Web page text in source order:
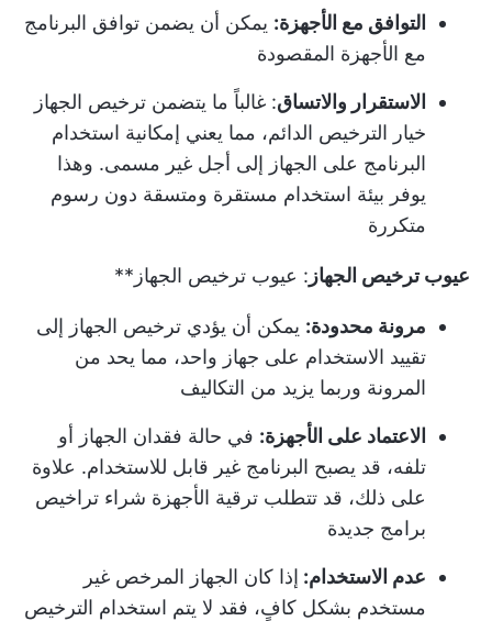
التوافق مع الأجهزة: يمكن أن يضمن توافق البرنامج
مع الأجهزة المقصودة
الاستقرار والاتساق: غالباً ما يتضمن ترخيص الجهاز
خيار الترخيص الدائم، مما يعني إمكانية استخدام
البرنامج على الجهاز إلى أجل غير مسمى. وهذا
يوفر بيئة استخدام مستقرة ومتسقة دون رسوم
متكررة
عيوب ترخيص الجهاز : عيوب ترخيص الجهاز**
مرونة محدودة: يمكن أن يؤدي ترخيص الجهاز إلى
تقييد الاستخدام على جهاز واحد، مما يحد من
المرونة وربما يزيد من التكاليف
الاعتماد على الأجهزة: في حالة فقدان الجهاز أو
تلفه، قد يصبح البرنامج غير قابل للاستخدام. علاوة
على ذلك، قد تتطلب ترقية الأجهزة شراء تراخيص
برامج جديدة
عدم الاستخدام: إذا كان الجهاز المرخص غير
مستخدم بشكل كافٍ، فقد لا يتم استخدام الترخيص